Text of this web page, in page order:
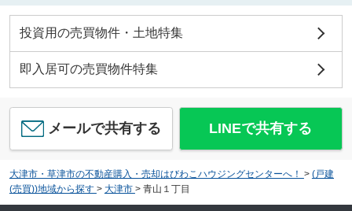
投資用の売買物件・土地特集
即入居可の売買物件特集
メールで共有する LINEで共有する
大津市・草津市の不動産購入・売却はびわこハウジングセンターへ！ > (戸建
(売買))地域から探す > 大津市 > 青山１丁目